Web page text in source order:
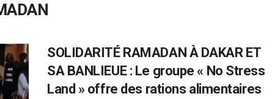
SOLIDARITÉ RAMADAN À DAKAR ET
SA BANLIEUE : Le groupe « No Stress
Land » offre des rations alimentaires